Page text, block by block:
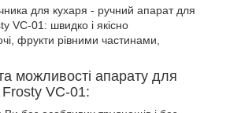
для кухаря - ручний апарат для
VC-01: швидко і якісно
фрукти рівними частинами,
можливості апарату для
Frosty VC-01: